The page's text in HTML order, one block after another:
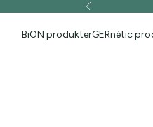
Föregående
BiON produkterGERnétic